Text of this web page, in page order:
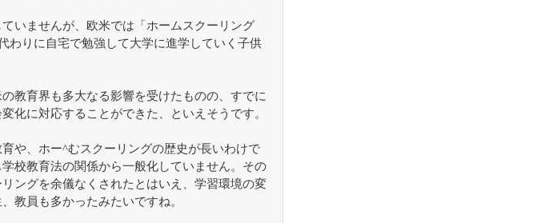
いませんが、欧米では「ホームスクーリング
わりに自宅で勉強して大学に進学していく子供
教育界も多大なる影響を受けたものの、すでに
化に対応することができた、といえそうです。
や、ホー^むスクーリングの歴史が長いわけで
校教育法の関係から一般化していません。その
ングを余儀なくされたとはいえ、学習環境の変
教員も多かったみたいですね。